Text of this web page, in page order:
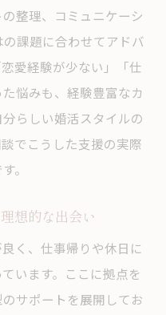
整理、コミュニケーシ
課題に合わせてアドバ
愛経験が少ない」「仕
悩みも、経験豊富なカ
らしい婚活スタイルの
でこうした支援の実際
。
想的な出会い
く、仕事帰りや休日に
います。ここに拠点を
サポートを展開してお